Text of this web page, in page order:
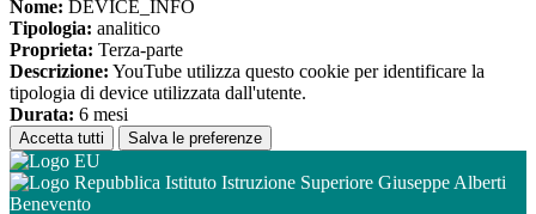
Nome: DEVICE_INFO
Tipologia: analitico
Proprieta: Terza-parte
Descrizione: YouTube utilizza questo cookie per identificare la
tipologia di device utilizzata dall'utente.
Durata: 6 mesi
Accetta tutti Salva le preferenze
Istituto Istruzione Superiore Giuseppe Alberti
Benevento